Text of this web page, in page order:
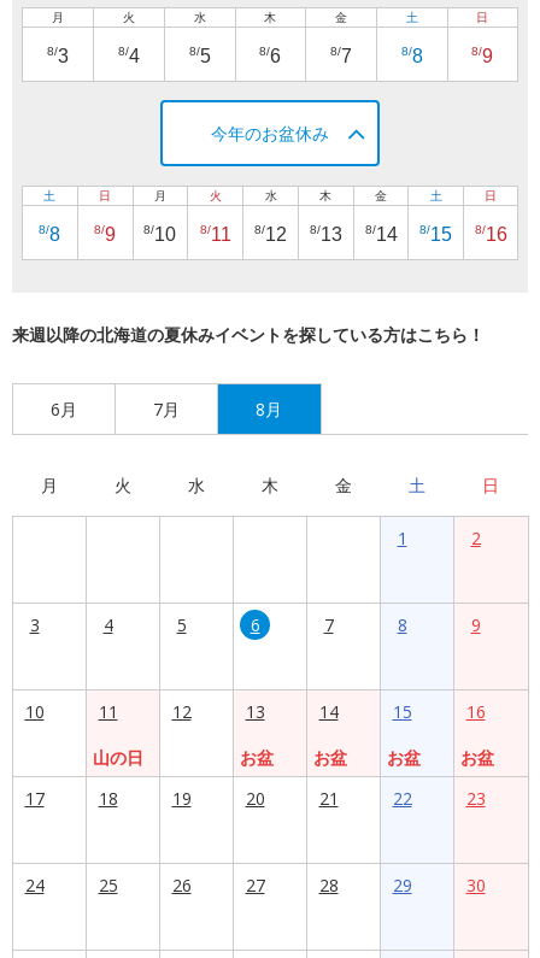
月
8/3
火
8/4
水
8/5
木
8/6
金
8/7
土
8/8
日
8/9
今年のお盆休み
土
8/8
日
8/9
月
8/10
火
8/11
水
8/12
木
8/13
金
8/14
土
8/15
日
8/16
来週以降の北海道の夏休みイベントを探している方はこちら！
6月 7月 8月
月 火 水 木 金 土 日
1 2
3 4 5 6 7 8 9
10
11
山の日
12
13
お盆
14
お盆
15
お盆
16
お盆
17
18 19 20 21 22 23
24 25 26 27 28 29 30